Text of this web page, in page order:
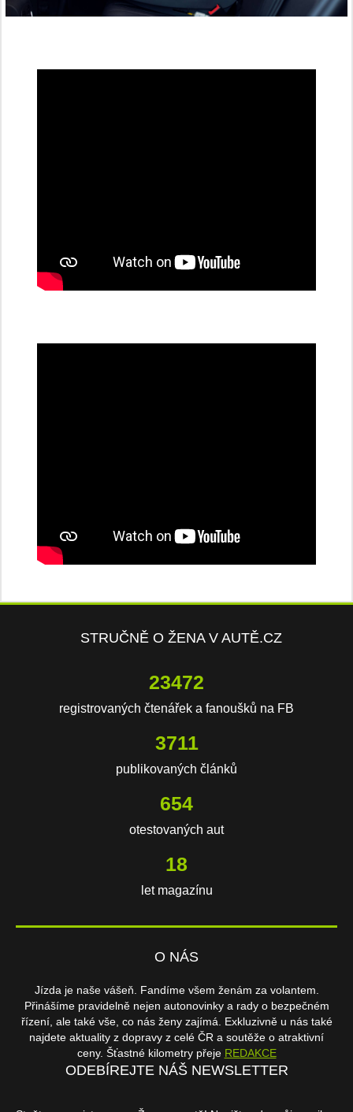
STRUČNĚ O ŽENA V AUTĚ.CZ
23472
registrovaných čtenářek a fanoušků na FB
3711
publikovaných článků
654
otestovaných aut
18
let magazínu
O NÁS
Jízda je naše vášeň. Fandíme všem ženám za volantem.
Přinášíme pravidelně nejen autonovinky a rady o bezpečném
řízení, ale také vše, co nás ženy zajímá. Exkluzivně u nás také
najdete aktuality z dopravy z celé ČR a soutěže o atraktivní
ceny. Šťastné kilometry přeje REDAKCE
ODEBÍREJTE NÁŠ NEWSLETTER